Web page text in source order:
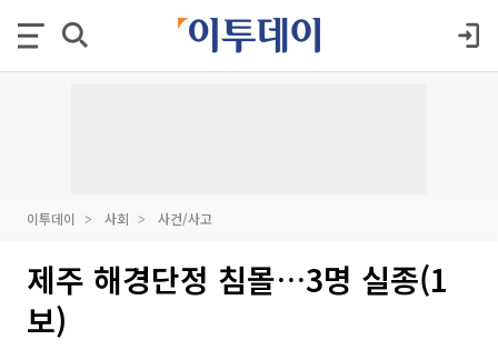
이투데이 사회 사건/사고
제주 해경단정 침몰…3명 실종(1
보)